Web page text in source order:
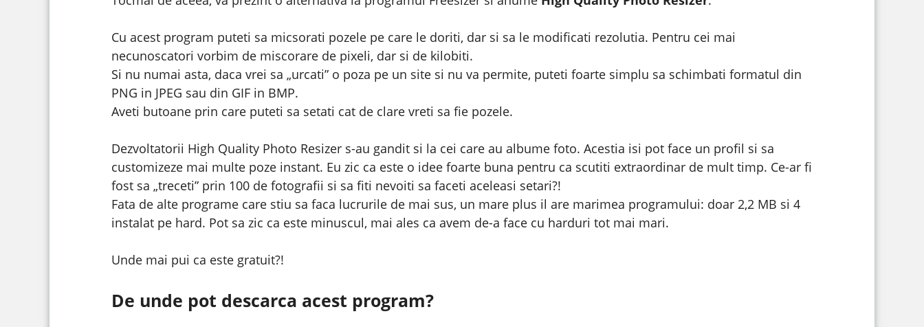
Cu acest program puteti sa micsorati pozele pe care le doriti, dar si sa le modificati rezolutia. Pentru cei mai
necunoscatori vorbim de miscorare de pixeli, dar si de kilobiti.
Si nu numai asta, daca vrei sa „urcati” o poza pe un site si nu va permite, puteti foarte simplu sa schimbati formatul din
PNG in JPEG sau din GIF in BMP.
Aveti butoane prin care puteti sa setati cat de clare vreti sa fie pozele.
Dezvoltatorii High Quality Photo Resizer s-au gandit si la cei care au albume foto. Acestia isi pot face un profil si sa
customizeze mai multe poze instant. Eu zic ca este o idee foarte buna pentru ca scutiti extraordinar de mult timp. Ce-ar fi
fost sa „treceti” prin 100 de fotografii si sa fiti nevoiti sa faceti aceleasi setari?!
Fata de alte programe care stiu sa faca lucrurile de mai sus, un mare plus il are marimea programului: doar 2,2 MB si 4
instalat pe hard. Pot sa zic ca este minuscul, mai ales ca avem de-a face cu harduri tot mai mari.
Unde mai pui ca este gratuit?!
De unde pot descarca acest program?